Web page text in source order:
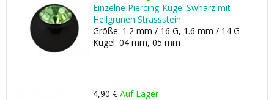
Einzelne Piercing-Kugel Swharz mit
Hellgrünen Strassstein
Größe: 1.2 mm / 16 G, 1.6 mm / 14 G -
Kugel: 04 mm, 05 mm
4,90 € Auf Lager